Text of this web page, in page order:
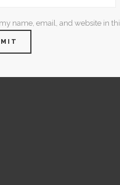
name, email, and website in